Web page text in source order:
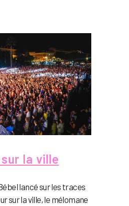
la ville
lancé sur les traces
sur la ville, le mélomane